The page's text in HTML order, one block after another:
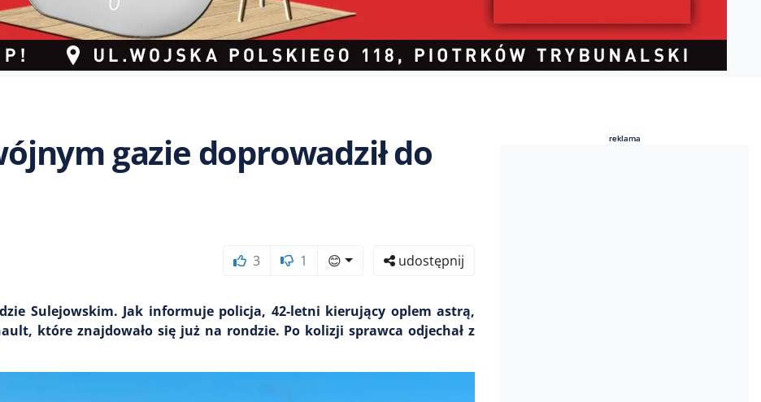
gazie doprowadził do
3 1 😊 udostępnij
Sulejowskim. Jak informuje policja, 42-letni kierujący oplem astrą,
które znajdowało się już na rondzie. Po kolizji sprawca odjechał z
reklama
reklama